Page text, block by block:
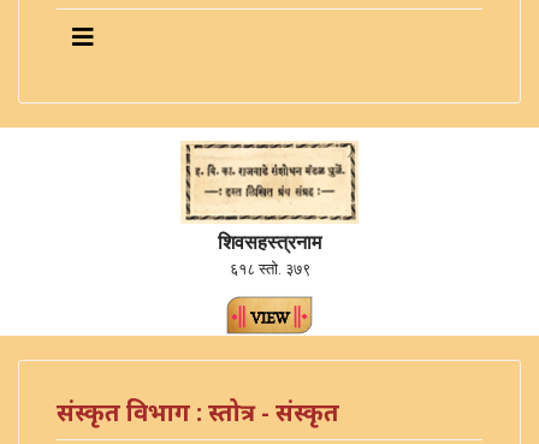
शिवसहस्त्रनाम
६१८ स्तो. ३७९
संस्कृत विभाग : स्तोत्र - संस्कृत